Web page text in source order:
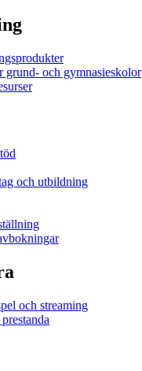
grund- och gymnasieskolor
och utbildning
och streaming